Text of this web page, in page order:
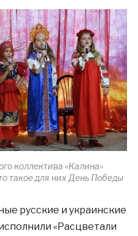
коллектива «Калина»
такое для них День Победы
русские и украинские
«Расцветали